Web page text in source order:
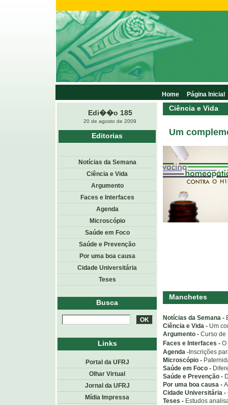
Edi��o 185
20 de agosto de 2009
Ciência e Vida
Um
Manchetes
Notícias da Semana -
Ciência e Vida - Um
Argumento - Curso de
Faces e Interfaces - O
Agenda - Inscrições
Microscópio -
Saúde em Foco -
Saúde e Prevenção -
Por uma boa causa -
Cidade Universitária -
Teses - Estudos
Editorias
Notícias da Semana
Ciência e Vida
Argumento
Faces e Interfaces
Agenda
Microscópio
Saúde em Foco
Saúde e Prevenção
Por uma boa causa
Cidade Universitária
Teses
Busca
Home Página Inicial
Links
Portal da UFRJ
Olhar Virtual
Jornal da UFRJ
Mídia Impressa